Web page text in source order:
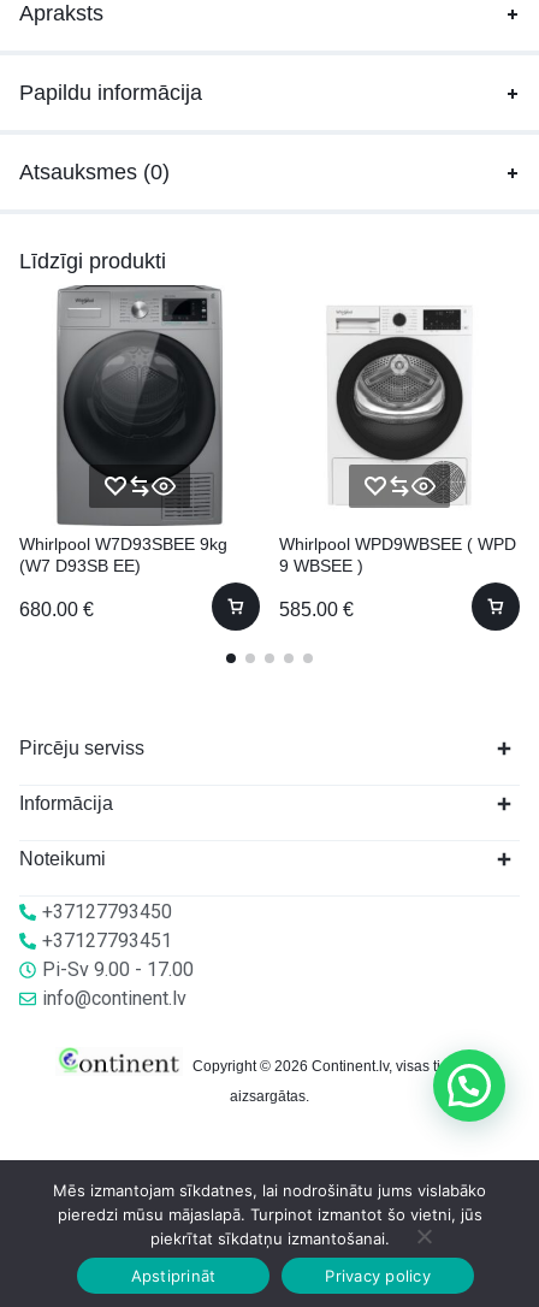
Apraksts
Papildu informācija
Atsauksmes (0)
Līdzīgi produkti
Whirlpool W7D93SBEE 9kg
(W7 D93SB EE)
680.00 €
Whirlpool WPD9WBSEE ( WPD
9 WBSEE )
585.00 €
Pircēju serviss
Informācija
Noteikumi
+37127793450
+37127793451
Pi-Sv 9.00 - 17.00
info@continent.lv
Copyright © 2026 Continent.lv, visas tiesības
aizsargātas.
Sākumlapa Veikalā Grozs
Mēs izmantojam sīkdatnes, lai nodrošinātu jums vislabāko
pieredzi mūsu mājaslapā. Turpinot izmantot šo vietni, jūs
piekrītat sīkdatņu izmantošanai.
Apstiprināt
Privacy policy